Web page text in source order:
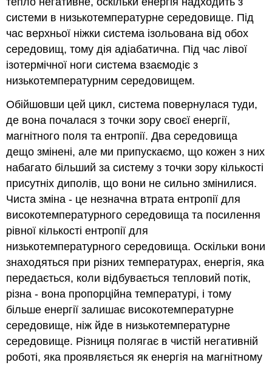
системи в низькотемпературне середовище. Під
час верхньої ніжки система ізольована від обох
середовищ, тому дія адіабатична. Під час лівої
ізотермічної ноги система взаємодіє з
низькотемпературним середовищем.
Обійшовши цей цикл, система повернулася туди,
де вона почалася з точки зору своєї енергії,
магнітного поля та ентропії. Два середовища
дещо змінені, але ми припускаємо, що кожен з них
набагато більший за систему з точки зору кількості
присутніх диполів, що вони не сильно змінилися.
Чиста зміна - це незначна втрата ентропії для
високотемпературного середовища та посилення
рівної кількості ентропії для
низькотемпературного середовища. Оскільки вони
знаходяться при різних температурах, енергія, яка
передається, коли відбувається тепловий потік,
різна - вона пропорційна температурі, і тому
більше енергії залишає високотемпературне
середовище, ніж йде в низькотемпературне
середовище. Різниця полягає в чистій негативній
роботі, яка проявляється як енергія на магнітному